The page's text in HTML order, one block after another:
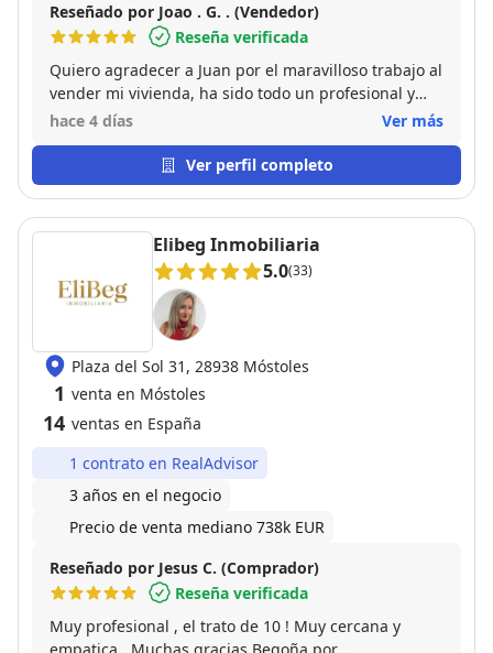
Reseñado por Joao . G. . (Vendedor)
Reseña verificada
Quiero agradecer a Juan por el maravilloso trabajo al
vender mi vivienda, ha sido todo un profesional y
súper atento desde el minuto 1, vendió mi vivienda
excelente 10/10 muy recomendado
hace 4 días Ver más
Ver perfil completo
Elibeg Inmobiliaria
5.0(33)
Plaza del Sol 31, 28938 Móstoles
1 venta en Móstoles
14 ventas en España
1 contrato en RealAdvisor
3 años en el negocio
Precio de venta mediano 738k EUR
Reseñado por Jesus C. (Comprador)
Reseña verificada
Muy profesional , el trato de 10 ! Muy cercana y